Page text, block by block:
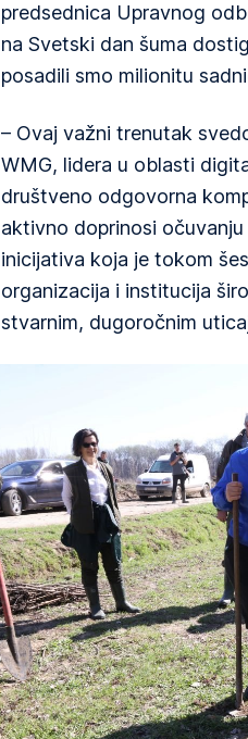
predsednica Upravnog
na Svetski dan šuma
posadili smo milionitu
– Ovaj važni trenutak
WMG, lidera u oblasti
društveno odgovorna
aktivno doprinosi očuvanju
inicijativa koja je tokom
organizacija i institucija
stvarnim, dugoročnim